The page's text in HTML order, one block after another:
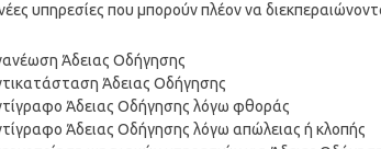
υπηρεσίες που μπορούν πλέον να
Άδειας Οδήγησης
Άδειας Οδήγησης
Άδειας Οδήγησης λόγω φθοράς
Άδειας Οδήγησης λόγω απώλειας ή κλοπής